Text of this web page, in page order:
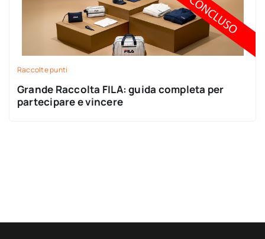
Raccolte punti
Grande Raccolta FILA: guida completa per
partecipare e vincere